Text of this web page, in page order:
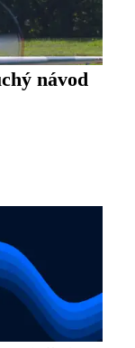
návod